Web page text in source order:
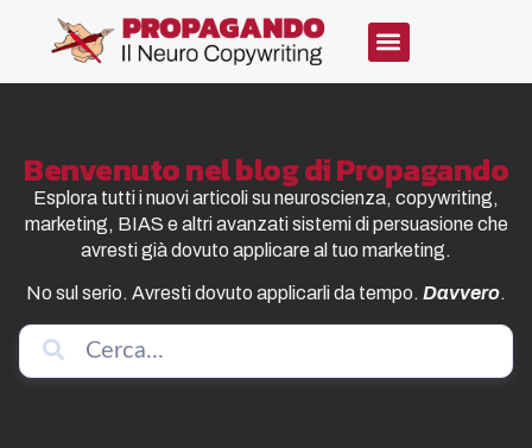
Benvenuto nel blog di Propagando
Esplora tutti i nuovi articoli su neuroscienza, copywriting,
marketing, BIAS e altri avanzati sistemi di persuasione che
avresti già dovuto applicare al tuo marketing.
No sul serio. Avresti dovuto applicarli da tempo. Davvero.